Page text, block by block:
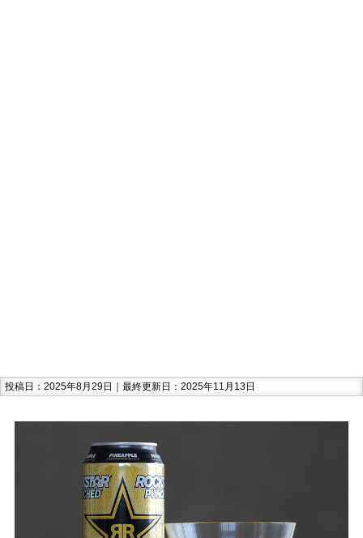
投稿日：2025年8月29日｜最終更新日：2025年11月13日